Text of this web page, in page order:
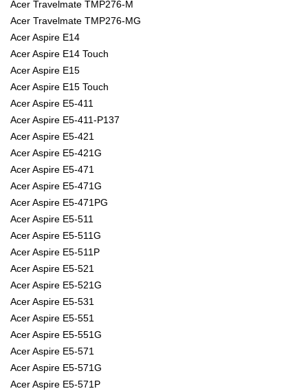
Acer Travelmate TMP276-M
Acer Travelmate TMP276-MG
Acer Aspire E14
Acer Aspire E14 Touch
Acer Aspire E15
Acer Aspire E15 Touch
Acer Aspire E5-411
Acer Aspire E5-411-P137
Acer Aspire E5-421
Acer Aspire E5-421G
Acer Aspire E5-471
Acer Aspire E5-471G
Acer Aspire E5-471PG
Acer Aspire E5-511
Acer Aspire E5-511G
Acer Aspire E5-511P
Acer Aspire E5-521
Acer Aspire E5-521G
Acer Aspire E5-531
Acer Aspire E5-551
Acer Aspire E5-551G
Acer Aspire E5-571
Acer Aspire E5-571G
Acer Aspire E5-571P